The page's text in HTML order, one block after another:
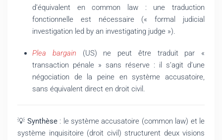
d’équivalent en common law : une traduction
fonctionnelle est nécessaire (« formal judicial
investigation led by an investigating judge »).
Plea bargain (US) ne peut être traduit par «
transaction pénale » sans réserve : il s’agit d’une
négociation de la peine en système accusatoire,
sans équivalent direct en droit civil.
💡 Synthèse: le système accusatoire (common law) et le
système inquisitoire (droit civil) structurent deux visions